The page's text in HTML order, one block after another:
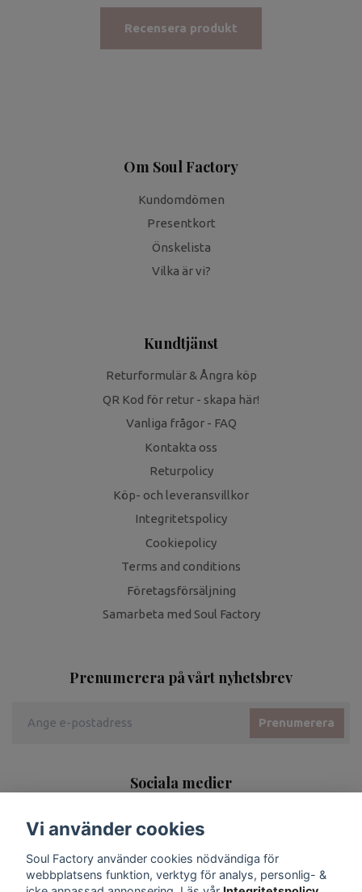
Recensera produkt
Om Soul Factory
Kundomdömen
Presentkort
Önskelista
Vilka är vi?
Kundtjänst
Returformulär & Ångra köp
QR Kod för retur - skapa här!
Vanliga frågor - FAQ
Kontakta oss
Returpolicy
Köp- och leveransvillkor
Integritetspolicy
Cookiepolicy
Terms and conditions
Företagsförsäljning
Samarbeta med Soul Factory
Prenumerera på vårt nyhetsbrev
Prenumerera
Sociala medier
Vi använder cookies
Soul Factory använder cookies nödvändiga för
webbplatsens funktion, verktyg för analys, personlig- &